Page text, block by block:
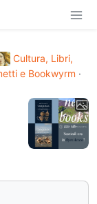
Cultura, Libri,
e Bookwyrm ·